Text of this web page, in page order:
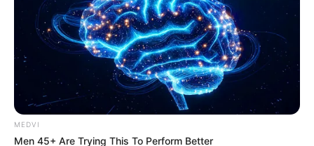
MEDVI
Men 45+ Are Trying This To Perform Better